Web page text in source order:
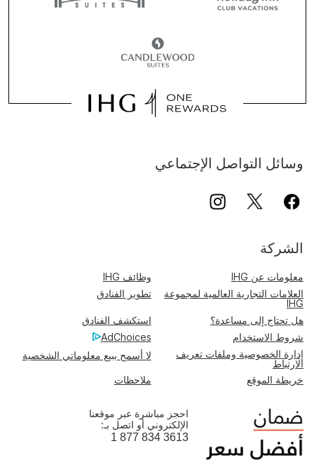
وسائل التواصل الإجتماعي
الشركة
معلومات عن IHG
وظائف IHG
العلامات التجارية العالمية لمجموعة
IHG
تطوير الفنادق
هل تحتاج إلى مساعدة؟
استكشف الفنادق
شروط الاستخدام
AdChoices
إدارة الخصوصية وملفات تعريف
الارتباط
لا أسمح ببيع معلوماتي الشخصية
خريطة الموقع ملاحظات
احجز مباشرة عبر موقعنا
الإلكتروني أو اتصل بـ:
1 877 834 3613